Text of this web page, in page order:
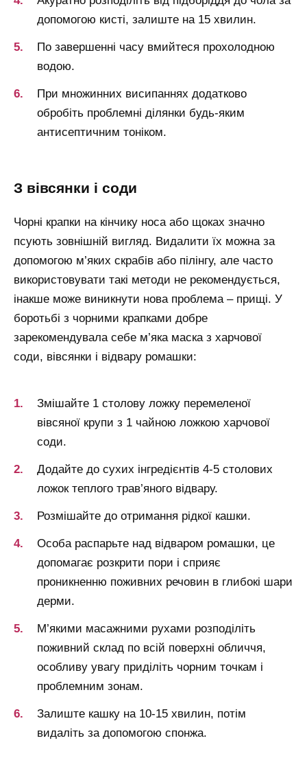
допомогою кисті, залиште на 15 хвилин.
По завершенні часу вмийтеся прохолодною
водою.
При множинних висипаннях додатково
обробіть проблемні ділянки будь-яким
антисептичним тоніком.
з вівсянки і соди
Чорні крапки на кінчику носа або щоках значно
псують зовнішній вигляд. Видалити їх можна за
допомогою м’яких скрабів або пілінгу, але часто
використовувати такі методи не рекомендується,
інакше може виникнути нова проблема – прищі. У
боротьбі з чорними крапками добре
зарекомендувала себе м’яка маска з харчової
соди, вівсянки і відвару ромашки:
Змішайте 1 столову ложку перемеленої
вівсяної крупи з 1 чайною ложкою харчової
соди.
Додайте до сухих інгредієнтів 4-5 столових
ложок теплого трав’яного відвару.
Розмішайте до отримання рідкої кашки.
Особа распарьте над відваром ромашки, це
допомагає розкрити пори і сприяє
проникненню поживних речовин в глибокі шари
дерми.
М’якими масажними рухами розподіліть
поживний склад по всій поверхні обличчя,
особливу увагу приділіть чорним точкам і
проблемним зонам.
Залиште кашку на 10-15 хвилин, потім
видаліть за допомогою спонжа.